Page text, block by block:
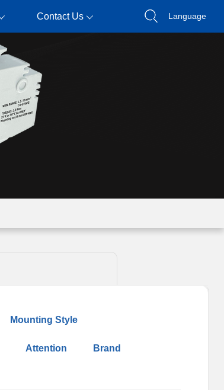
Contact Us Language
Mounting Style
Attention Brand